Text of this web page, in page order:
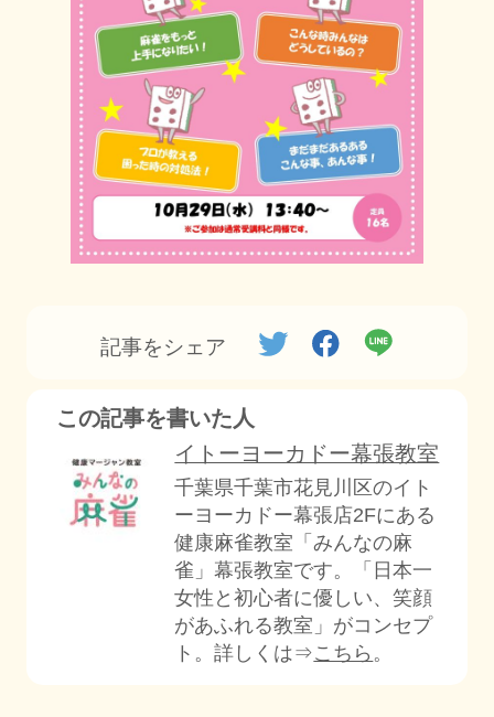
記事をシェア
この記事を書いた人
イトーヨーカドー幕張教室
千葉県千葉市花見川区のイト
ーヨーカドー幕張店2Fにある
健康麻雀教室「みんなの麻
雀」幕張教室です。「日本一
女性と初心者に優しい、笑顔
があふれる教室」がコンセプ
ト。詳しくは⇒こちら 。